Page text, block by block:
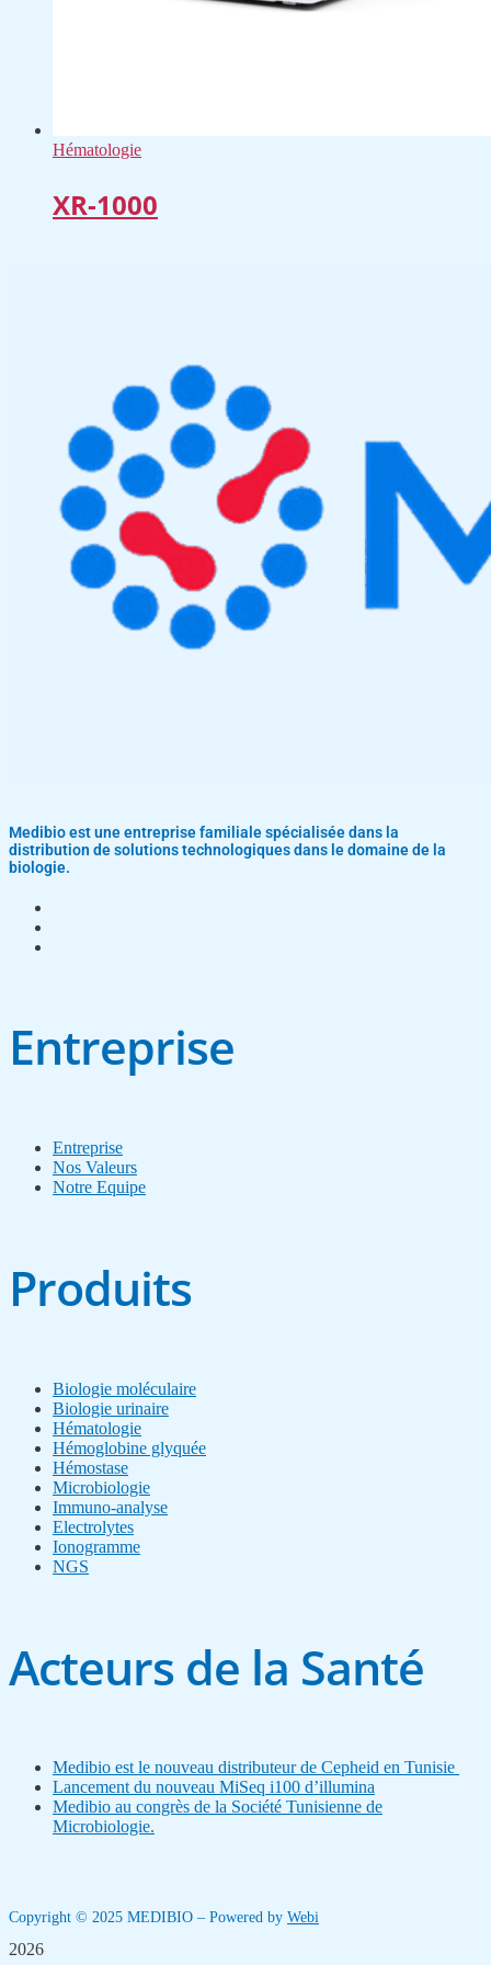
Hématologie
XR-1000
Medibio est une entreprise familiale spécialisée dans la
distribution de solutions technologiques dans le domaine de la
biologie.
Entreprise
Entreprise
Nos Valeurs
Notre Equipe
Produits
Biologie moléculaire
Biologie urinaire
Hématologie
Hémoglobine glyquée
Hémostase
Microbiologie
Immuno-analyse
Electrolytes
Ionogramme
NGS
Acteurs de la Santé
Medibio est le nouveau distributeur de Cepheid en Tunisie
Lancement du nouveau MiSeq i100 d’illumina
Medibio au congrès de la Société Tunisienne de
Microbiologie.
Copyright © 2025 MEDIBIO – Powered by Webi
2026